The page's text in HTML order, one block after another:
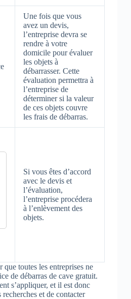
Une fois que vous
avez un devis,
l’entreprise devra se
rendre à votre
domicile pour évaluer
les objets à
débarrasser. Cette
évaluation permettra à
l’entreprise de
déterminer si la valeur
de ces objets couvre
les frais de débarras.
Si vous êtes d’accord
avec le devis et
l’évaluation,
l’entreprise procédera
à l’enlèvement des
objets.
que toutes les entreprises ne
de débarras de cave gratuit.
s’appliquer, et il est donc
et de contacter